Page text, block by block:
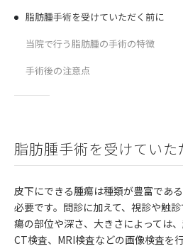
脂肪腫手術を受けていただく前に
当院で行う脂肪腫の手術の特徴
手術後の注意点
脂肪腫手術を受けていた
皮下にできる腫瘍は種類が豊富であ
必要です。問診に加えて、視診や触
瘍の部位や深さ、大きさによっては
CT検査、MRI検査などの画像検査を行